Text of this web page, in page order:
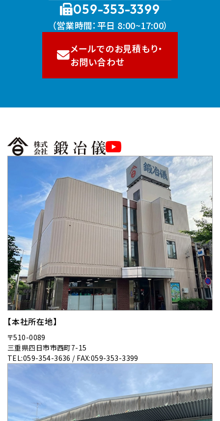
059-353-3399
（営業時間：平日 8:00~17:00）
メールでのお見積もり・
お問い合わせ
【本社所在地】
〒510-0089
三重県四日市市西町7-15
TEL:059-354-3636 / FAX:059-353-3399